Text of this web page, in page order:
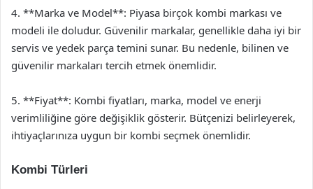
4. **Marka ve Model**: Piyasa birçok kombi markası ve
modeli ile doludur. Güvenilir markalar, genellikle daha iyi bir
servis ve yedek parça temini sunar. Bu nedenle, bilinen ve
güvenilir markaları tercih etmek önemlidir.
5. **Fiyat**: Kombi fiyatları, marka, model ve enerji
verimliliğine göre değişiklik gösterir. Bütçenizi belirleyerek,
ihtiyaçlarınıza uygun bir kombi seçmek önemlidir.
Kombi Türleri